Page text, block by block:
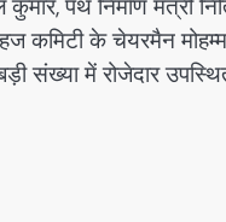
पथ निर्माण मंत्री
हज कमिटी के चेयरमैन
संख्या में रोजेदार